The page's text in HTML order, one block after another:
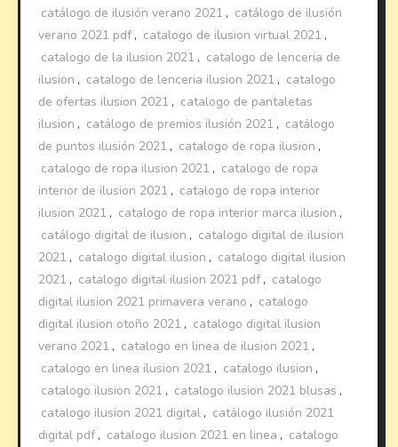
catálogo de ilusión verano 2021 , catálogo de ilusión
verano 2021 pdf , catalogo de ilusion virtual 2021 ,
catalogo de la ilusion 2021 , catalogo de lenceria de
ilusion , catalogo de lenceria ilusion 2021 , catalogo
de ofertas ilusion 2021 , catalogo de pantaletas
ilusion , catálogo de premios ilusión 2021 , catálogo
de puntos ilusión 2021 , catalogo de ropa ilusion ,
catalogo de ropa ilusion 2021 , catalogo de ropa
interior de ilusion 2021 , catalogo de ropa interior
ilusion 2021 , catalogo de ropa interior marca ilusion ,
catálogo digital de ilusion , catalogo digital de ilusion
2021 , catalogo digital ilusion , catalogo digital ilusion
2021 , catalogo digital ilusion 2021 pdf , catalogo
digital ilusion 2021 primavera verano , catalogo
digital ilusion otoño 2021 , catalogo digital ilusion
verano 2021 , catalogo en linea de ilusion 2021 ,
catalogo en linea ilusion 2021 , catalogo ilusion ,
catalogo ilusion 2021 , catalogo ilusion 2021 blusas ,
catalogo ilusion 2021 digital , catálogo ilusión 2021
digital pdf , catalogo ilusion 2021 en linea , catalogo